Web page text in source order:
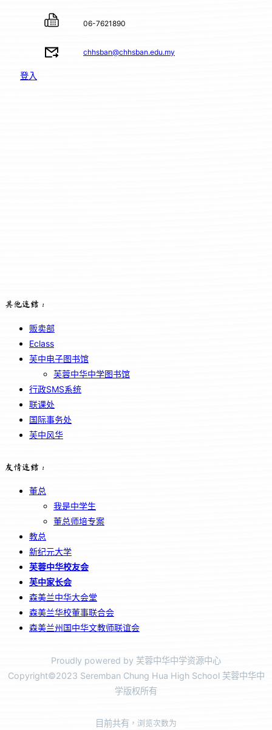
06-7621890
chhsban@chhsban.edu.my
登入
其他连结：
贩卖部
Eclass
芙中电子图书馆
芙蓉中华中学图书馆
行政SMS系统
联课处
国际事务处
芙中风华
友情连结：
董总
我是中学生
董总师培专案
教总
新纪元大学
芙蓉中华校友会
芙中家长会
森美兰中华大会堂
森美兰华校董事联合会
森美兰州国中华文教师联谊会
Proudly powered by 芙蓉中华中学资源中心
Copyright©2023 Seremban Chung Hua High School 芙蓉中华中
学版权所有
目前共有 ，浏览次数为